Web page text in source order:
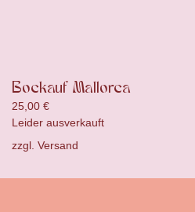
Bockauf Mallorca
25,00 €
Leider ausverkauft
zzgl. Versand